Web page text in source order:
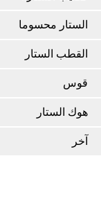
الستار محسوما
القطب الستار
قوس
هوك الستار
آخر